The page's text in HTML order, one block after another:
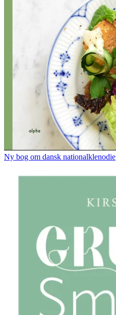
Ny bog om dansk nationalklenodie